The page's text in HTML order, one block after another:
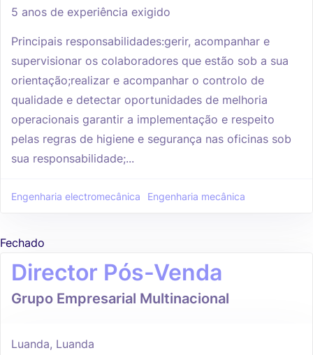
5 anos de experiência exigido
Principais responsabilidades:gerir, acompanhar e
supervisionar os colaboradores que estão sob a sua
orientação;realizar e acompanhar o controlo de
qualidade e detectar oportunidades de melhoria
operacionais garantir a implementação e respeito
pelas regras de higiene e segurança nas oficinas sob
sua responsabilidade;...
Engenharia electromecânica Engenharia mecânica
Fechado
Director Pós-Venda
Grupo Empresarial Multinacional
Luanda, Luanda